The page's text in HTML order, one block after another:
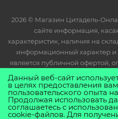
2026 © Магазин Цитадель-
сайте информация,
характеристик, наличия на
информационный характер и
является публичной офертой,
Статьи 437(2)
Данный веб-сайт
в целях предоставления
пользовательского опыта
Продолжая использовать
соглашаетесь с
cookie-файлов. Для